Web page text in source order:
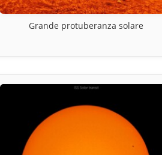
Grande protuberanza solare